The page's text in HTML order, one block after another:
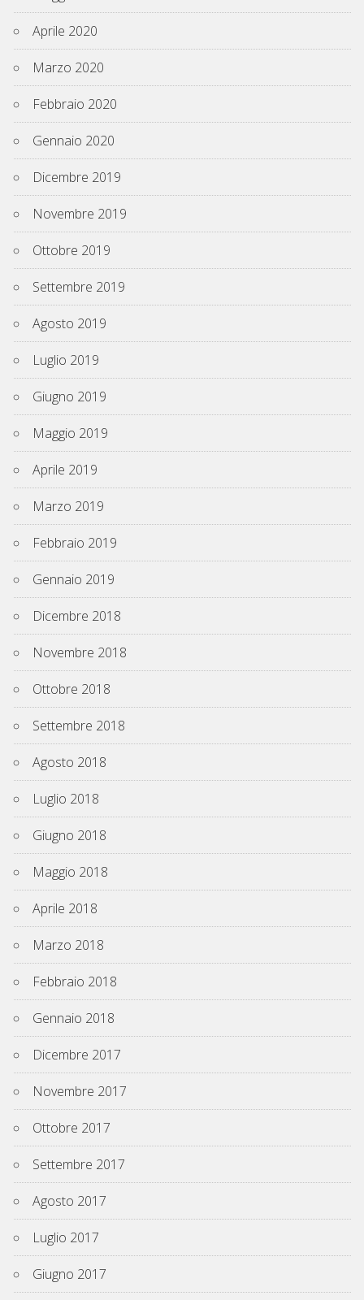
Aprile 2020
Marzo 2020
Febbraio 2020
Gennaio 2020
Dicembre 2019
Novembre 2019
Ottobre 2019
Settembre 2019
Agosto 2019
Luglio 2019
Giugno 2019
Maggio 2019
Aprile 2019
Marzo 2019
Febbraio 2019
Gennaio 2019
Dicembre 2018
Novembre 2018
Ottobre 2018
Settembre 2018
Agosto 2018
Luglio 2018
Giugno 2018
Maggio 2018
Aprile 2018
Marzo 2018
Febbraio 2018
Gennaio 2018
Dicembre 2017
Novembre 2017
Ottobre 2017
Settembre 2017
Agosto 2017
Luglio 2017
Giugno 2017